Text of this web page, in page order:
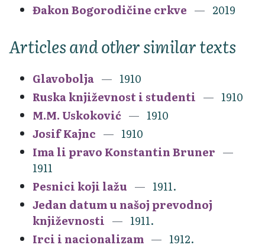
Đakon Bogorodičine crkve
2019
Articles and other similar texts
Glavobolja
1910
Ruska književnost i studenti
1910
M.M. Uskoković
1910
Josif Kajnc
1910
Ima li pravo Konstantin Bruner
1911
Pesnici koji lažu
1911.
Jedan datum u našoj prevodnoj
književnosti
1911.
Irci i nacionalizam
1912.